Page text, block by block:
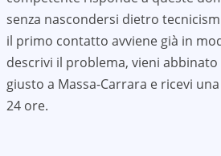
senza nascondersi dietro
il primo contatto avviene già in
descrivi il problema, vieni
giusto a Massa-Carrara e ricevi
24 ore.